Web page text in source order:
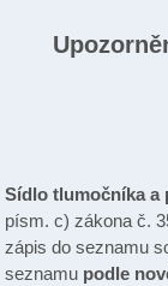
Sídlo tlumočníka a
písm. c) zákona č.
zápis do seznamu
seznamu podle